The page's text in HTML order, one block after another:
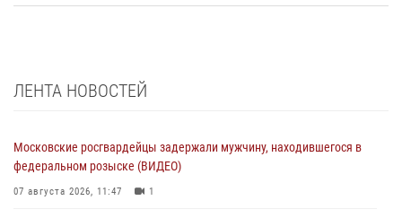
ЛЕНТА НОВОСТЕЙ
Московские росгвардейцы задержали мужчину, находившегося в
федеральном розыске (ВИДЕО)
07 августа 2026, 11:47 1